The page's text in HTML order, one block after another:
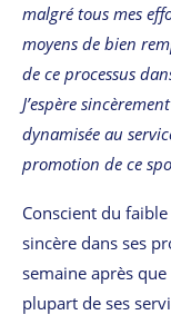
malgré tous mes
moyens de bien
de ce processus
J’espère
dynamisée au
promotion de ce
Conscient du
sincère dans ses
semaine après que
plupart de ses